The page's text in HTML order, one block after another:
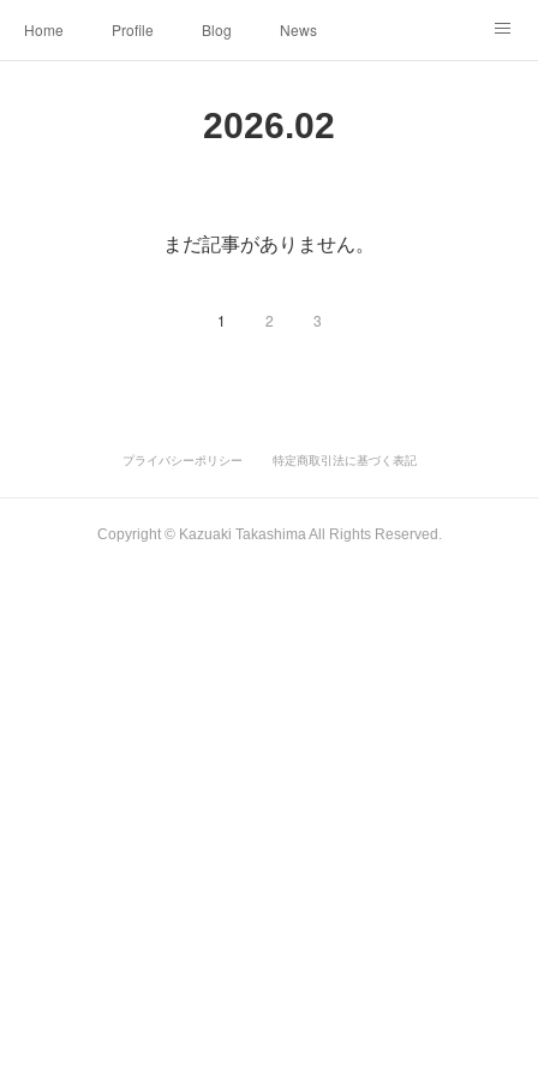
Home Profile Blog News
2026.02
まだ記事がありません。
1 2 3
プライバシーポリシー 特定商取引法に基づく表記
Copyright ©︎ Kazuaki Takashima All Rights Reserved.